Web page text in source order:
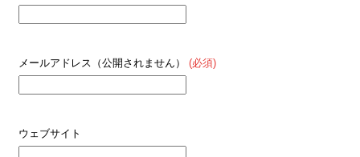
メールアドレス（公開されません） (必須)
ウェブサイト